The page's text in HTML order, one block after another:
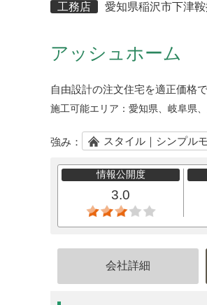
工務店 愛知県稲沢市下津
アッシュホーム
自由設計の注文住宅を適正価格
施工可能エリア： 愛知県、岐阜県
強み： スタイル｜シンプル
情報公開度
3.0
会社詳細